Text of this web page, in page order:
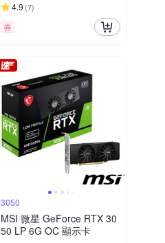
4.9 (7)
券
3050
MSI 微星 GeForce RTX 30
50 LP 6G OC 顯示卡